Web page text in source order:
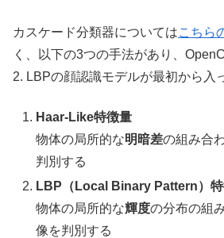
カスケード分類器についてはこちら
く、以下の3つの手法があり、
2. LBPの顔認識モデルが最初から入
Haar-Like特徴量
物体の局所的な明暗差の組み合
判別する
LBP（Local Binary Pattern）
物体の局所的な輝度の分布の組
像を判別する